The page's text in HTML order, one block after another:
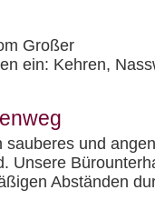
Großer
ein: Kehren,
sauberes und
Unsere
Abständen